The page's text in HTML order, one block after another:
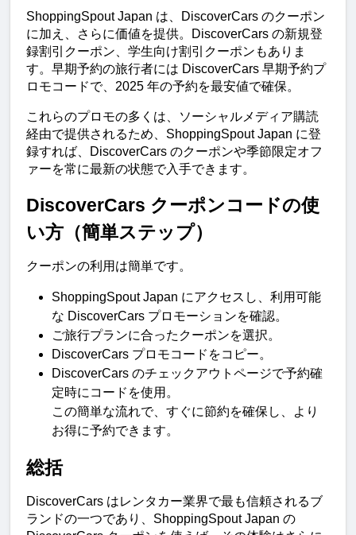
ShoppingSpout Japan は、DiscoverCars のクーポン
に加え、さらに価値を提供。DiscoverCars の新規登
録割引クーポン、学生向け割引クーポンもありま
す。早期予約の旅行者には DiscoverCars 早期予約プ
ロモコードで、2025 年の予約を最安値で確保。
これらのプロモの多くは、ソーシャルメディア購読
経由で提供されるため、ShoppingSpout Japan に登
録すれば、DiscoverCars のクーポンや季節限定オフ
ァーを常に最新の状態で入手できます。
DiscoverCars クーポンコードの使
い方（簡単ステップ）
クーポンの利用は簡単です。
ShoppingSpout Japan にアクセスし、利用可能
な DiscoverCars プロモーションを確認。
ご旅行プランに合ったクーポンを選択。
DiscoverCars プロモコードをコピー。
DiscoverCars のチェックアウトページで予約確
定時にコードを使用。
この簡単な流れで、すぐに節約を確保し、より
お得に予約できます。
総括
DiscoverCars はレンタカー業界で最も信頼されるブ
ランドの一つであり、ShoppingSpout Japan の